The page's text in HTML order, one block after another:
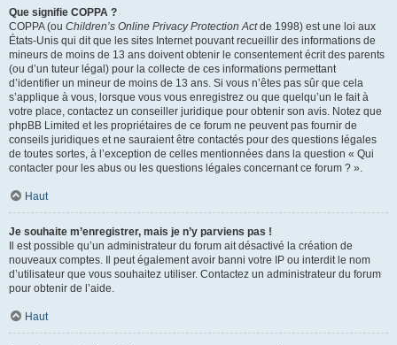
Que signifie COPPA ?
COPPA (ou Children’s Online Privacy Protection Actde 1998) est une loi aux
États-Unis qui dit que les sites Internet pouvant recueillir des informations de
mineurs de moins de 13 ans doivent obtenir le consentement écrit des parents
(ou d’un tuteur légal) pour la collecte de ces informations permettant
d’identifier un mineur de moins de 13 ans. Si vous n’êtes pas sûr que cela
s’applique à vous, lorsque vous vous enregistrez ou que quelqu’un le fait à
votre place, contactez un conseiller juridique pour obtenir son avis. Notez que
phpBB Limited et les propriétaires de ce forum ne peuvent pas fournir de
conseils juridiques et ne sauraient être contactés pour des questions légales
de toutes sortes, à l’exception de celles mentionnées dans la question « Qui
contacter pour les abus ou les questions légales concernant ce forum ? ».
Haut
Je souhaite m’enregistrer, mais je n’y parviens pas !
Il est possible qu’un administrateur du forum ait désactivé la création de
nouveaux comptes. Il peut également avoir banni votre IP ou interdit le nom
d’utilisateur que vous souhaitez utiliser. Contactez un administrateur du forum
pour obtenir de l’aide.
Haut